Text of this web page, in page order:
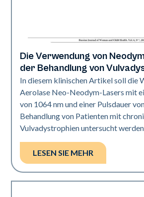
Verjüngung
Die Verwendung von
der Behandlung von
In diesem klinischen Artikel soll die
Aerolase Neo-Neodym-Lasers mit
von 1064 nm und einer Pulsdauer
Behandlung von Patienten mit
Vulvadystrophien untersucht werden.
LESEN SIE MEHR